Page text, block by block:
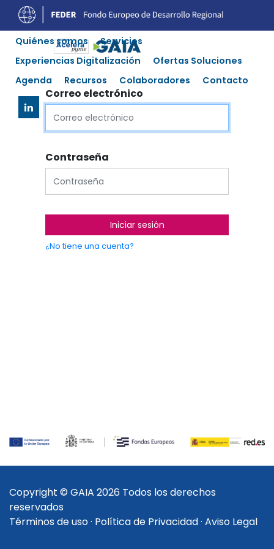
Quiénes somos
Servicios
Experiencias Digitalización
Ofertas Soluciones
Agenda
Recursos Colaboradores Contacto
Correo electrónico
Contraseña
Iniciar sesión
¿No tiene una cuenta?
Copyright © GAIA 2026 Todos los derechos
reservados
Términos de uso· Política de Privacidad· Aviso Legal